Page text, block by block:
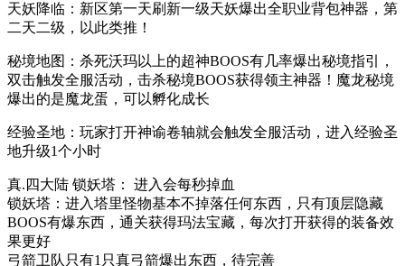
天妖降临：新区第一天刷新一级天妖爆出全职业背包神器，第
二天二级，以此类推！
秘境地图：杀死沃玛以上的超神BOOS有几率爆出秘境指引，
双击触发全服活动，击杀秘境BOOS获得领主神器！魔龙秘境
爆出的是魔龙蛋，可以孵化成长
经验圣地：玩家打开神谕卷轴就会触发全服活动，进入经验圣
地升级1个小时
真.四大陆 锁妖塔： 进入会每秒掉血
锁妖塔：进入塔里怪物基本不掉落任何东西，只有顶层隐藏
BOOS有爆东西，通关获得玛法宝藏，每次打开获得的装备效
果更好
弓箭卫队只有1只真弓箭爆出东西，待完善